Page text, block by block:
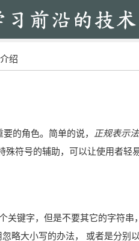
绍
的角色。简单的说，
正规表示
殊符号的辅助，可以让使用者轻
关键字，但是不要其它的字符
略大小写的办法， 或者是分别